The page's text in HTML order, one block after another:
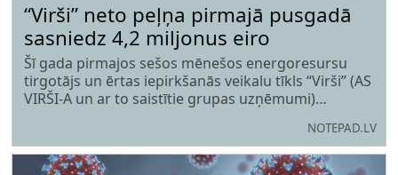
“Virši” neto peļņa pirmajā pusgadā
sasniedz 4,2 miljonus eiro
Šī gada pirmajos sešos mēnešos energoresursu
tirgotājs un ērtas iepirkšanās veikalu tīkls “Virši” (AS
VIRŠI-A un ar to saistītie grupas uzņēmumi)
NOTEPAD.LV